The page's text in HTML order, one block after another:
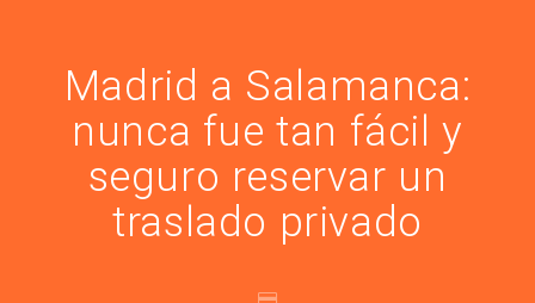
Madrid a Salamanca:
nunca fue tan fácil y
seguro reservar un
traslado privado